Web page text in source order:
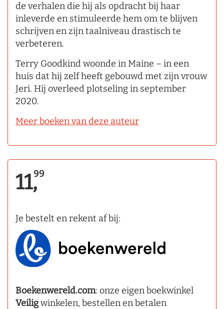
de verhalen die hij als opdracht bij haar
inleverde en stimuleerde hem om te blijven
schrijven en zijn taalniveau drastisch te
verbeteren.
Terry Goodkind woonde in Maine – in een
huis dat hij zelf heeft gebouwd met zijn vrouw
Jeri. Hij overleed plotseling in september
2020.
Meer boeken van deze auteur
11,99
Je bestelt en rekent af bij:
Boekenwereld.com: onze eigen boekwinkel
Veiligwinkelen, bestellen en betalen